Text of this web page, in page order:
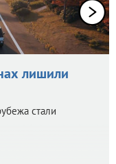
лишили
стали